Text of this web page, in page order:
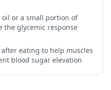
or a small portion of
the glycemic response
eating to help muscles
blood sugar elevation